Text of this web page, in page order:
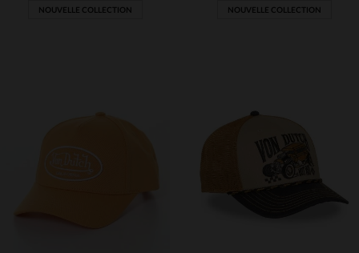
NOUVELLE COLLECTION
TAILLES DISPONIBLES
NOUVELLE COLLECTION